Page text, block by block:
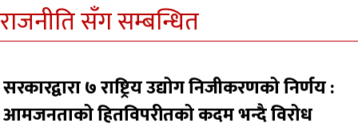
राजनीति सँग सम्बन्धित
सरकारद्वारा ७ राष्ट्रिय उद्योग निजीकरणको निर्णय :
आमजनताको हितविपरीतको कदम भन्दै विरोध